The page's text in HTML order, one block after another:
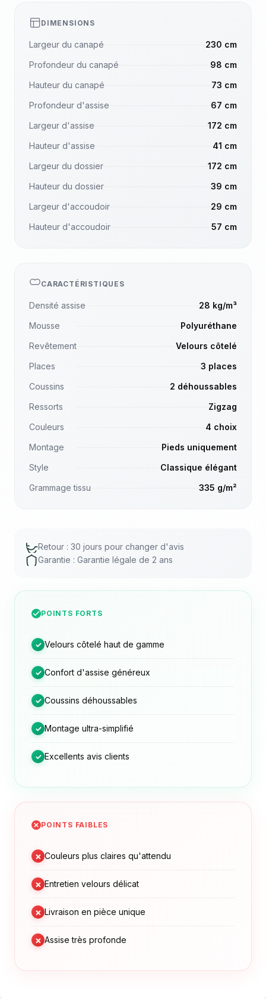
DIMENSIONS
Largeur du canapé
230 cm
Profondeur du canapé
98 cm
Hauteur du canapé
73 cm
Profondeur d'assise
67 cm
Largeur d'assise
172 cm
Hauteur d'assise
41 cm
Largeur du dossier
172 cm
Hauteur du dossier
39 cm
Largeur d'accoudoir
29 cm
Hauteur d'accoudoir
57 cm
CARACTÉRISTIQUES
Densité assise
28 kg/m³
Mousse
Polyuréthane
Revêtement
Velours côtelé
Places
3 places
Coussins
2 déhoussables
Ressorts
Zigzag
Couleurs
4 choix
Montage
Pieds uniquement
Style
Classique élégant
Grammage tissu
335 g/m²
Retour : 30 jours pour changer d'avis
Garantie : Garantie légale de 2 ans
POINTS FORTS
✓ Velours côtelé haut de gamme
✓ Confort d'assise généreux
✓ Coussins déhoussables
✓ Montage ultra-simplifié
✓ Excellents avis clients
POINTS FAIBLES
× Couleurs plus claires qu'attendu
× Entretien velours délicat
× Livraison en pièce unique
× Assise très profonde